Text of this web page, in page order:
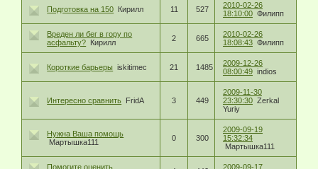
Подготовка на 150 Кирилл 11 527
2010-02-26
18:10:00 Филипп
Вреден ли бег в гору по
асфальту? Кирилл 2 665
2010-02-26
18:08:43 Филипп
Короткие барьеры iskitimec 21 1485
2009-12-26
08:00:49 indios
Интересно сравнить FridA 3 449
2009-11-30
23:30:30 Zerkal
Yuriy
Нужна Ваша помощь
Мартышка111
0 300
2009-09-19
15:32:34
Мартышка111
Помогите оценить
2009-09-17